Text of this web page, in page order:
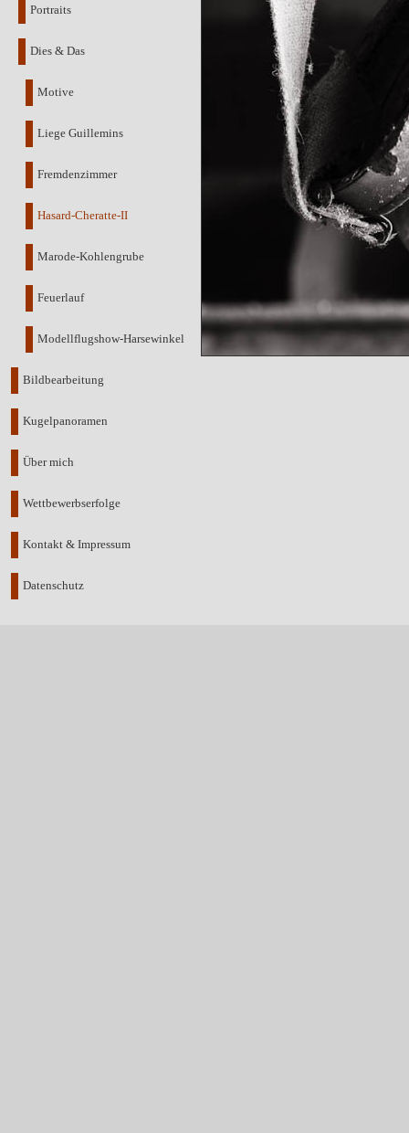
Portraits
Dies & Das
Motive
Liege Guillemins
Fremdenzimmer
Hasard-Cheratte-II
Marode-Kohlengrube
Feuerlauf
Modellflugshow-Harsewinkel
Bildbearbeitung
Kugelpanoramen
Über mich
Wettbewerbserfolge
Kontakt & Impressum
Datenschutz